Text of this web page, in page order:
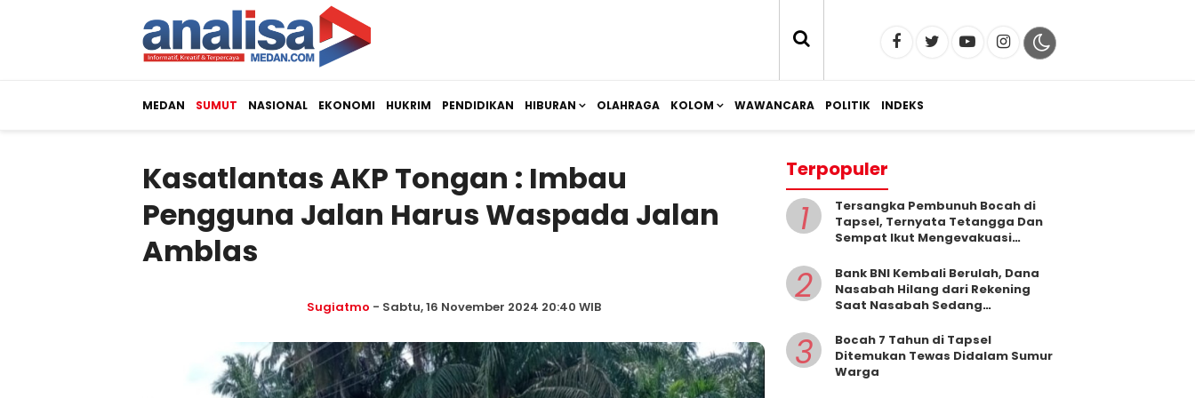
MEDAN SUMUT NASIONAL EKONOMI HUKRIM PENDIDIKAN HIBURAN OLAHRAGA KOLOM WAWANCARA POLITIK INDEKS
Kasatlantas AKP Tongan : Imbau
Pengguna Jalan Harus Waspada Jalan
Amblas
Sugiatmo - Sabtu, 16 November 2024 20:40 WIB
Terpopuler
1
Tersangka Pembunuh Bocah di
Tapsel, Ternyata Tetangga Dan
Sempat Ikut Mengevakuasi
2
Bank BNI Kembali Berulah, Dana
Nasabah Hilang dari Rekening
Saat Nasabah Sedang
3
Bocah 7 Tahun di Tapsel
Ditemukan Tewas Didalam Sumur
Warga